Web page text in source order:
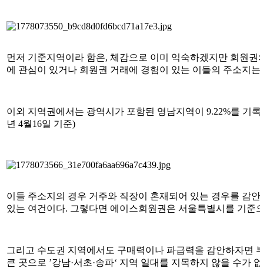
먼저 기준지역이라 함은, 체감으로 이미 익숙하겠지만 회원
에 관심이 있거나 회원권 거래에 경험이 있는 이들의 주소지
이외 지역권에서는 광역시가 포함된 영남지역이 9.22%를 기
년 4월16일 기준)
이들 주소지의 경우 거주와 직장이 혼재되어 있는 경우를 감
있는 여건이다. 그렇다면 에이스회원권은 서울특별시를 기
그리고 수도권 지역에서도 구매력이나 파급력을 감안하자면
큰 곳으로 ’강남·서초·송파‘ 지역 일대를 지목하지 않을 수가